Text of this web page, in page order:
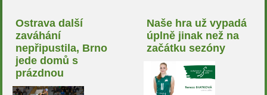
Ostrava další
zaváhání
nepřipustila, Brno
jede domů s
prázdnou
Naše hra už vypadá
úplně jinak než na
začátku sezóny